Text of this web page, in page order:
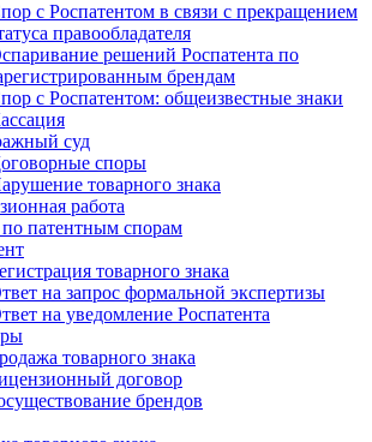
с Роспатентом в связи с прекращением
правообладателя
решений Роспатента по
брендам
с Роспатентом: общеизвестные знаки
суд
споры
товарного знака
работа
патентным спорам
товарного знака
на запрос формальной экспертизы
на уведомление Роспатента
товарного знака
договор
брендов